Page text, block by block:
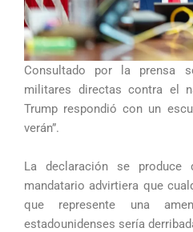
Consultado por la prensa
militares directas contra el
Trump respondió con un
verán”.
La declaración se produce
mandatario advirtiera que
que represente una
estadounidenses sería